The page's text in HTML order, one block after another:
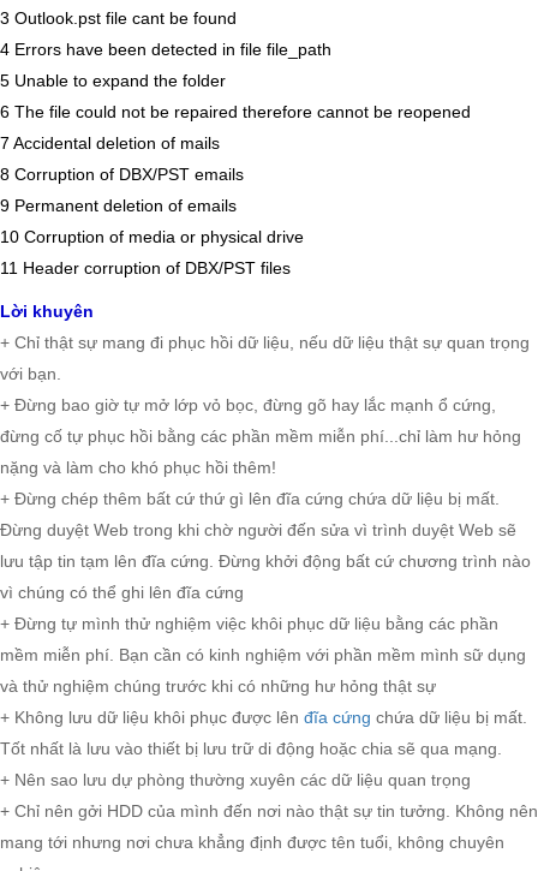
3 Outlook.pst file cant be found
4 Errors have been detected in file file_path
5 Unable to expand the folder
6 The file could not be repaired therefore cannot be reopened
7 Accidental deletion of mails
8 Corruption of DBX/PST emails
9 Permanent deletion of emails
10 Corruption of media or physical drive
11 Header corruption of DBX/PST files
Lời khuyên
+ Chỉ thật sự mang đi phục hồi dữ liệu, nếu dữ liệu thật sự quan trọng
với bạn.
+ Đừng bao giờ tự mở lớp vỏ bọc, đừng gõ hay lắc mạnh ổ cứng,
đừng cố tự phục hồi bằng các phần mềm miễn phí...chỉ làm hư hỏng
nặng và làm cho khó phục hồi thêm!
+ Đừng chép thêm bất cứ thứ gì lên đĩa cứng chứa dữ liệu bị mất.
Đừng duyệt Web trong khi chờ người đến sửa vì trình duyệt Web sẽ
lưu tập tin tạm lên đĩa cứng. Đừng khởi động bất cứ chương trình nào
vì chúng có thể ghi lên đĩa cứng
+ Đừng tự mình thử nghiệm việc khôi phục dữ liệu bằng các phần
mềm miễn phí. Bạn cần có kinh nghiệm với phần mềm mình sữ dụng
và thử nghiệm chúng trước khi có những hư hỏng thật sự
+ Không lưu dữ liệu khôi phục được lên đĩa cứng chứa dữ liệu bị mất.
Tốt nhất là lưu vào thiết bị lưu trữ di động hoặc chia sẽ qua mạng.
+ Nên sao lưu dự phòng thường xuyên các dữ liệu quan trọng
+ Chỉ nên gởi HDD của mình đến nơi nào thật sự tin tưởng. Không nên
mang tới nhưng nơi chưa khẳng định được tên tuổi, không chuyên